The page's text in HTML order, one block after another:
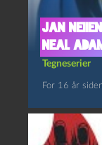
Jan
Neal
Tegneserier
For 16 år